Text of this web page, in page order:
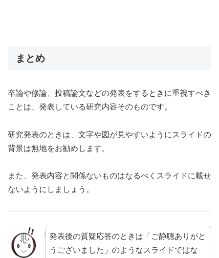
まとめ
卒論や修論、投稿論文などの発表をするときに重視すべき
ことは、発表している研究内容そのものです。
研究発表のときは、文字や図が見やすいようにスライドの
背景は無地をお勧めします。
また、発表内容と関係ないものはなるべくスライドに載せ
ないようにしましょう。
発表後の質疑応答のときは「ご静聴ありがと
うございました」のようなスライドではな